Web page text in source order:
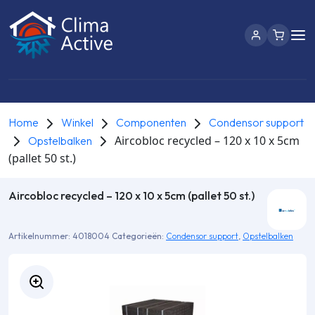
Home Winkel Componenten
Condensor support
Opstelbalken
Aircobloc recycled – 120 x 10 x 5cm
(pallet 50 st.)
Aircobloc recycled – 120 x 10 x 5cm (pallet 50 st.)
Artikelnummer: 4018004 Categorieën: Condensor support, Opstelbalken